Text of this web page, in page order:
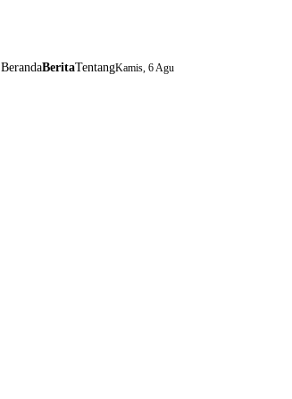
BerandaBeritaTentangKamis, 6 Agu